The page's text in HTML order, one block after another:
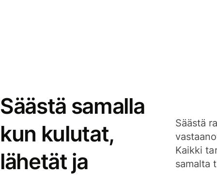
Säästä samalla
kun kulutat,
lähetät ja
Säästä
Kaikki
samalta